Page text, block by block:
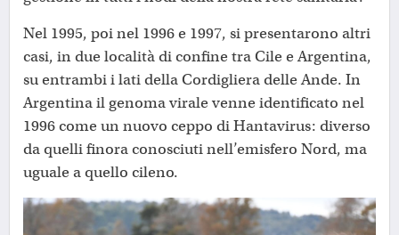
Nel 1995, poi nel 1996 e 1997, si presentarono altri
casi, in due località di confine tra Cile e Argentina,
su entrambi i lati della Cordigliera delle Ande. In
Argentina il genoma virale venne identificato nel
1996 come un nuovo ceppo di Hantavirus: diverso
da quelli finora conosciuti nell’emisfero Nord, ma
uguale a quello cileno.